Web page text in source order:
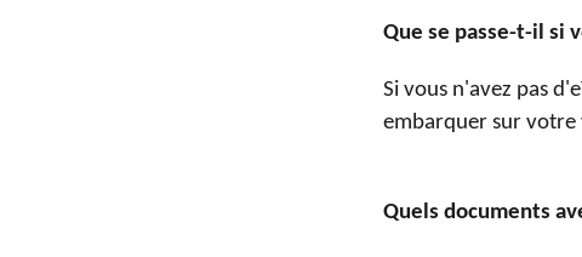
Que se passe-t-il si
Si vous n'avez pas
embarquer sur votre
Quels documents